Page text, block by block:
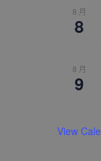
8 月
8
8 月
9
View